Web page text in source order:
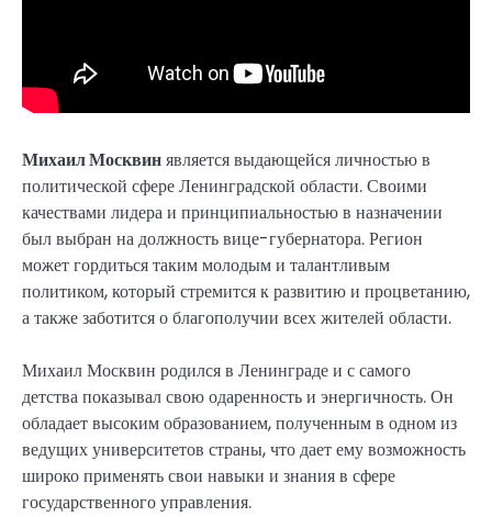
Михаил Москвинявляется выдающейся личностью в
политической сфере Ленинградской области. Своими
качествами лидера и принципиальностью в назначении
был выбран на должность вице-губернатора. Регион
может гордиться таким молодым и талантливым
политиком, который стремится к развитию и процветанию,
а также заботится о благополучии всех жителей области.
Михаил Москвин родился в Ленинграде и с самого
детства показывал свою одаренность и энергичность. Он
обладает высоким образованием, полученным в одном из
ведущих университетов страны, что дает ему возможность
широко применять свои навыки и знания в сфере
государственного управления.